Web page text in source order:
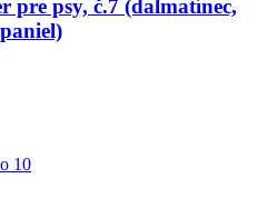
pre psy, č.7 (dalmatínec,